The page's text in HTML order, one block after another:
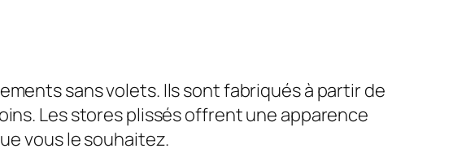
sans volets. Ils sont fabriqués à partir de
Les stores plissés offrent une apparence
vous le souhaitez.